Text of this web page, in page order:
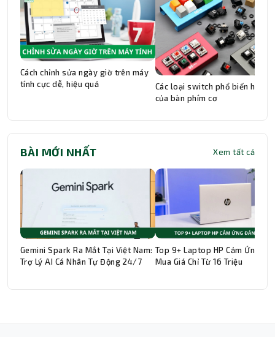
Cách chỉnh sửa ngày giờ trên máy
tính cực dễ, hiệu quả
Các loại switch phổ biến hiện
của bàn phím cơ
BÀI MỚI NHẤT Xem tất cả
Gemini Spark Ra Mắt Tại Việt Nam:
Trợ Lý AI Cá Nhân Tự Động 24/7
Top 9+ Laptop HP Cảm Ứng
Mua Giá Chỉ Từ 16 Triệu